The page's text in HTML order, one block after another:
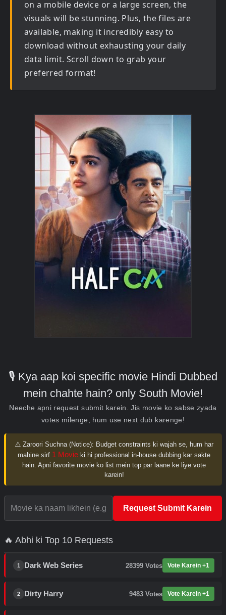
on a mobile device or a large screen, the
visuals will be stunning. Plus, the files are
available, making it incredibly easy to
download without exhausting your daily
data limit. Scroll down to grab your
preferred format!
🎙️ Kya aap koi specific movie Hindi Dubbed
mein chahte hain? only South Movie!
Neeche apni request submit karein. Jis movie ko sabse zyada
votes milenge, hum use next dub karenge!
⚠️ Zaroori Suchna (Notice): Budget constraints ki wajah se, hum har
mahine sirf 1 Movie ki hi professional in-house dubbing kar sakte
hain. Apni favorite movie ko list mein top par laane ke liye vote
karein!
Request Submit Karein
🔥 Abhi ki Top 10 Requests
1 Dark Web Series 28399 Votes Vote Karein +1
2 Dirty Harry 9483 Votes Vote Karein +1